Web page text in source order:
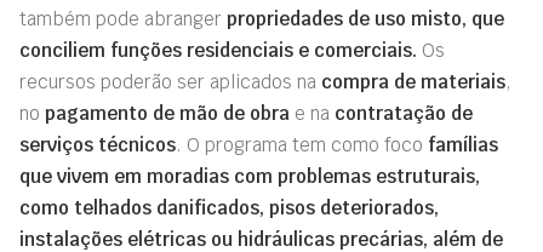
também pode abranger propriedades de uso misto, que
conciliem funções residenciais e comerciais. Os
recursos poderão ser aplicados na compra de materiais,
no pagamento de mão de obra e na contratação de
serviços técnicos. O programa tem como foco famílias
que vivem em moradias com problemas estruturais,
como telhados danificados, pisos deteriorados,
instalações elétricas ou hidráulicas precárias, além de